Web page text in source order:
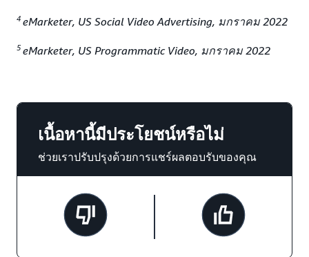
4 eMarketer, US Social Video Advertising, มกราคม 2022
5eMarketer, US Programmatic Video, มกราคม 2022
เนื้อหานี้มีประโยชน์หรือไม่
ช่วยเราปรับปรุงด้วยการแชร์ผลตอบรับของคุณ